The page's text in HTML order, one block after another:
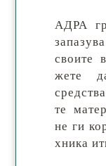
АДРА
сво­ите
же­те
те
не ги
хни­ка